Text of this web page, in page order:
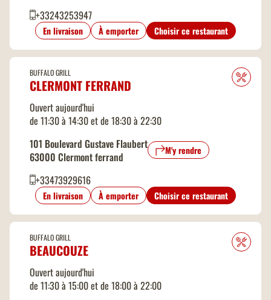
+33243253947
En livraison À emporter Choisir ce restaurant
BUFFALO GRILL
CLERMONT FERRAND
Ouvert aujourd'hui
de 11:30 à 14:30 et de 18:30 à 22:30
101 Boulevard Gustave Flaubert
63000 Clermont ferrand
M'y rendre
+33473929616
En livraison À emporter Choisir ce restaurant
BUFFALO GRILL
BEAUCOUZE
Ouvert aujourd'hui
de 11:30 à 15:00 et de 18:00 à 22:00